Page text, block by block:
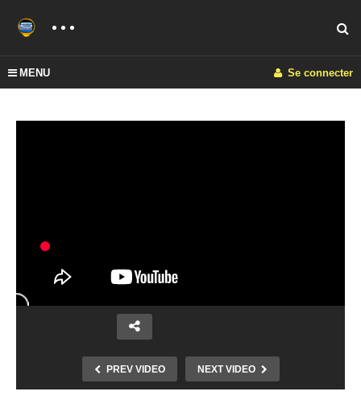
MENU Se connecter
PREV VIDEO NEXT VIDEO